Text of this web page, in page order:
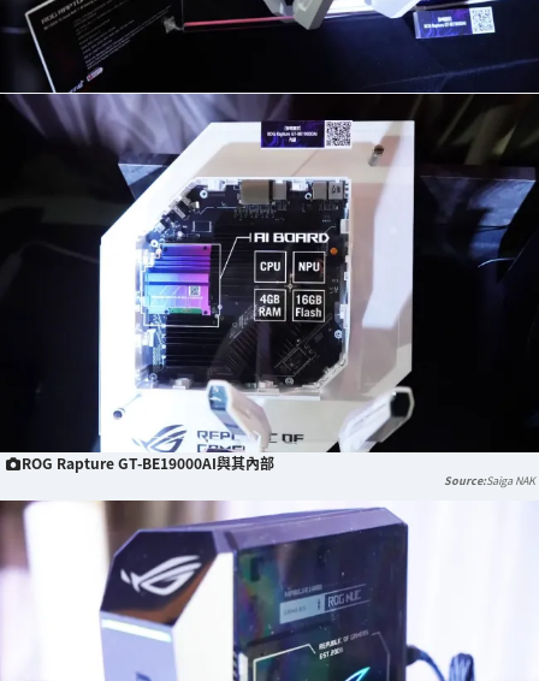
ROG Rapture GT-BE19000AI與其內部
Saiga NAK